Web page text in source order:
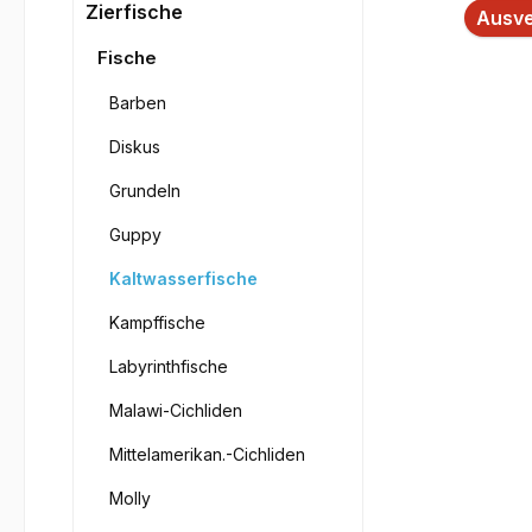
Zierfische
Fische
Barben
Diskus
Grundeln
Guppy
Kaltwasserfische
Kampffische
Labyrinthfische
Malawi-Cichliden
Mittelamerikan.-Cichliden
Molly